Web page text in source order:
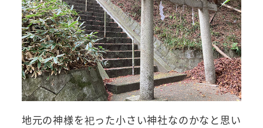
地元の神様を祀った小さい神社なのかなと思い